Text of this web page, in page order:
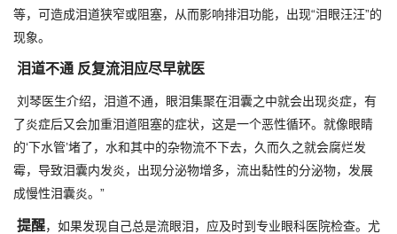
等，可造成泪道狭窄或阻塞，从而影响排泪功能，出现“泪眼汪汪”的
现象。
泪道不通 反复流泪应尽早就医
刘琴医生介绍，泪道不通，眼泪集聚在泪囊之中就会出现炎症，有
了炎症后又会加重泪道阻塞的症状，这是一个恶性循环。就像眼睛
的‘下水管’堵了，水和其中的杂物流不下去，久而久之就会腐烂发
霉，导致泪囊内发炎，出现分泌物增多，流出黏性的分泌物，发展
成慢性泪囊炎。”
提醒，如果发现自己总是流眼泪，应及时到专业眼科医院检查。尤